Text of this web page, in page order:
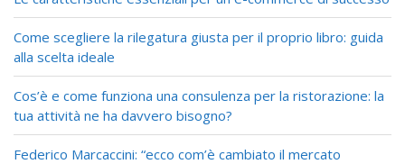
g
a
t
i
o
n
Come scegliere la rilegatura giusta per il proprio libro: guida
alla scelta ideale
Cos’è e come funziona una consulenza per la ristorazione: la
tua attività ne ha davvero bisogno?
Federico Marcaccini: “ecco com’è cambiato il mercato